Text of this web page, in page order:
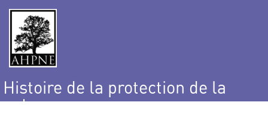
Histoire de la protection de la
nature